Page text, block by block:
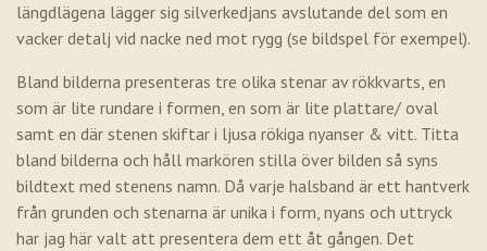
längdlägena lägger sig silverkedjans avslutande del som en
vacker detalj vid nacke ned mot rygg (se bildspel för exempel).
Bland bilderna presenteras tre olika stenar av rökkvarts, en
som är lite rundare i formen, en som är lite plattare/ oval
samt en där stenen skiftar i ljusa rökiga nyanser & vitt. Titta
bland bilderna och håll markören stilla över bilden så syns
bildtext med stenens namn. Då varje halsband är ett hantverk
från grunden och stenarna är unika i form, nyans och uttryck
har jag här valt att presentera dem ett åt gången. Det